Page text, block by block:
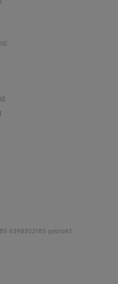
6398302185 gebruikt